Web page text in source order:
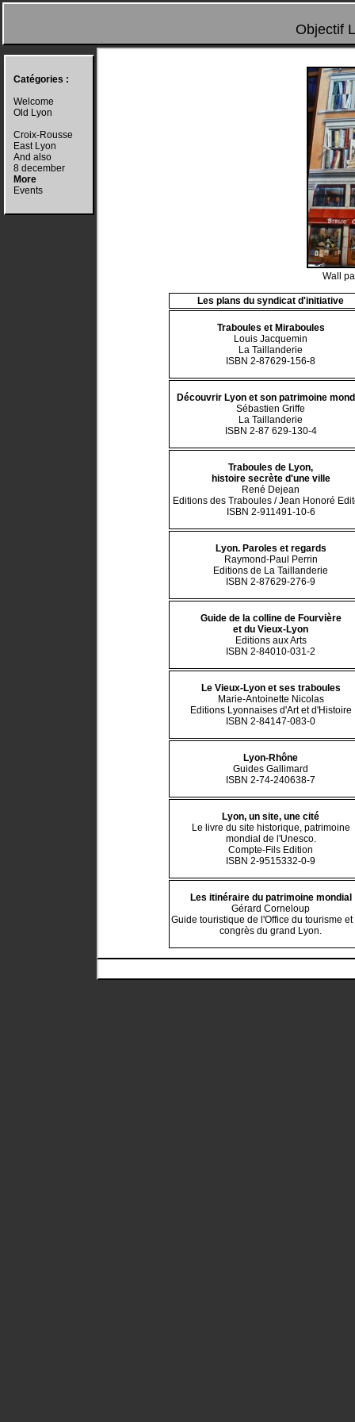
Objectif
Wall
Les plans du syndicat d'initiative
Traboules et Miraboules
Louis Jacquemin
La Taillanderie
ISBN 2-87629-156-8
Découvrir Lyon et son patrimoine
Sébastien Griffe
La Taillanderie
ISBN 2-87 629-130-4
Traboules de Lyon,
histoire secrète d'une ville
René Dejean
Editions des Traboules / Jean Honoré
ISBN 2-911491-10-6
Lyon. Paroles et regards
Raymond-Paul Perrin
Editions de La Taillanderie
ISBN 2-87629-276-9
Guide de la colline de Fourvière
et du Vieux-Lyon
Editions aux Arts
ISBN 2-84010-031-2
Le Vieux-Lyon et ses traboules
Marie-Antoinette Nicolas
Editions Lyonnaises d'Art et d'Histoire
ISBN 2-84147-083-0
Lyon-Rhône
Guides Gallimard
ISBN 2-74-240638-7
Lyon, un site, une cité
Le livre du site historique, patrimoine
mondial de l'Unesco.
Compte-Fils Edition
ISBN 2-9515332-0-9
Les itinéraire du patrimoine mondial
Gérard Corneloup
Guide touristique de l'Office du tourisme et
congrès du grand Lyon.
Catégories :
Welcome
Old Lyon
Croix-Rousse
East Lyon
And also
8 december
More
Events